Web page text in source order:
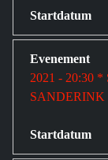
2021 - 20:30
SANDERINK